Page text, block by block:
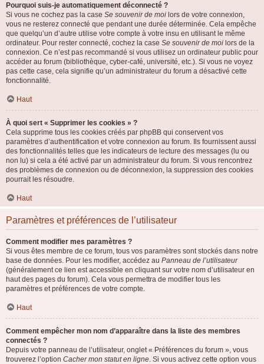
Pourquoi suis-je automatiquement déconnecté ?
Si vous ne cochez pas la case Se souvenir de moi lors de votre connexion,
vous ne resterez connecté que pendant une durée déterminée. Cela empêche
que quelqu’un d’autre utilise votre compte à votre insu en utilisant le même
ordinateur. Pour rester connecté, cochez la case Se souvenir de moi lors de la
connexion. Ce n’est pas recommandé si vous utilisez un ordinateur public pour
accéder au forum (bibliothèque, cyber-café, université, etc.). Si vous ne voyez
pas cette case, cela signifie qu’un administrateur du forum a désactivé cette
fonctionnalité.
Haut
À quoi sert « Supprimer les cookies » ?
Cela supprime tous les cookies créés par phpBB qui conservent vos
paramètres d’authentification et votre connexion au forum. Ils fournissent aussi
des fonctionnalités telles que les indicateurs de lecture des messages (lu ou
non lu) si cela a été activé par un administrateur du forum. Si vous rencontrez
des problèmes de connexion ou de déconnexion, la suppression des cookies
pourrait les résoudre.
Haut
Paramètres et préférences de l’utilisateur
Comment modifier mes paramètres ?
Si vous êtes membre de ce forum, tous vos paramètres sont stockés dans notre
base de données. Pour les modifier, accédez au Panneau de l’utilisateur
(généralement ce lien est accessible en cliquant sur votre nom d’utilisateur en
haut des pages du forum). Cela vous permettra de modifier tous les
paramètres et préférences de votre compte.
Haut
Comment empêcher mon nom d’apparaître dans la liste des membres
connectés ?
Depuis votre panneau de l’utilisateur, onglet « Préférences du forum », vous
trouverez l’option Cacher mon statut en ligne. Si vous activez cette option vous